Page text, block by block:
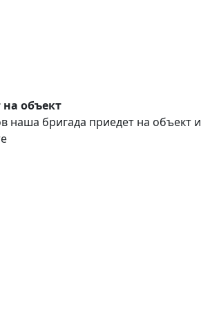
объект
наша бригада приедет на объект и